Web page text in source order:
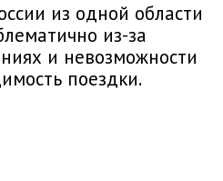
из одной области
из-за
и невозможности
поездки.